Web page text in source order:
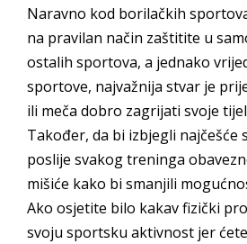
Naravno kod borilačkih
na pravilan način zaštitite u
ostalih sportova, a jednako
sportove, najvažnija stvar je
ili meča dobro zagrijati svoje
Također, da bi izbjegli najčešće
poslije svakog treninga
mišiće kako bi smanjili
Ako osjetite bilo kakav fizički
svoju sportsku aktivnost jer